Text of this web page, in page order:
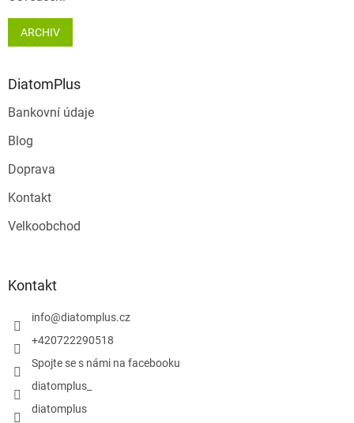
ARCHIV
DiatomPlus
Bankovní údaje
Blog
Doprava
Kontakt
Velkoobchod
Kontakt
info@diatomplus.cz
+420722290518
Spojte se s námi na facebooku
diatomplus_
diatomplus